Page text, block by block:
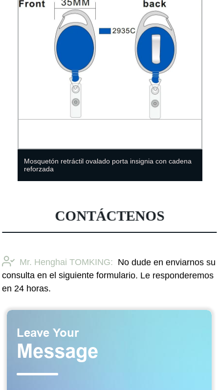
Mosquetón retráctil ovalado porta insignia con cadena
reforzada
CONTÁCTENOS
Mr. Henghai TOMKING: No dude en enviarnos su
consulta en el siguiente formulario. Le responderemos
en 24 horas.